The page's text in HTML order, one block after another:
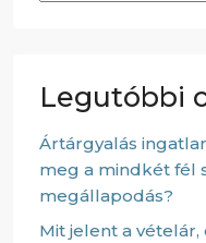
Legutóbbi
Ártárgyalás
meg a mindkét fél
megállapodás?
Mit jelent a